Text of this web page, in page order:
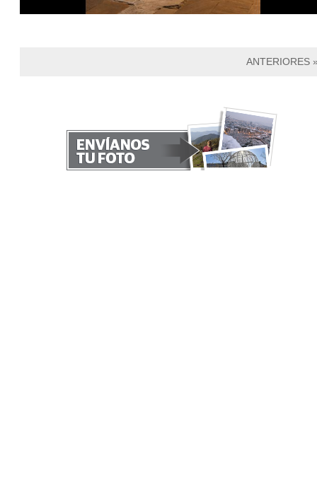
ANTERIORES